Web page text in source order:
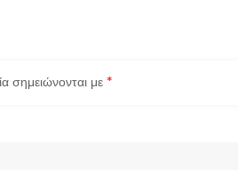
σημειώνονται με *